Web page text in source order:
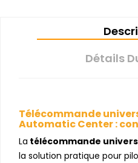
Détails
Télécommande
Automatic Center :
La télécommande
la solution pratique pour